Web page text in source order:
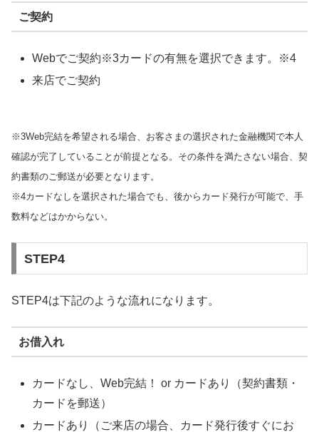
ご契約
Webでご契約※3カードの有無を選択できます。※4
来店でご契約
※3Web完結を希望される場合、お客さまの選択された金融機関で本人
確認が完了していることが前提となる。その条件を満たさない場合、契
約書類のご郵送が必要となります。
※4カードなしを選択された場合でも、後からカード発行が可能で、手
数料などはかからない。
STEP4
STEP4は下記のような流れになります。
お借入れ
カードなし、Web完結！ or カードあり（契約書類・
カードを郵送）
カードあり（ご来店の場合、カード発行後すぐにお